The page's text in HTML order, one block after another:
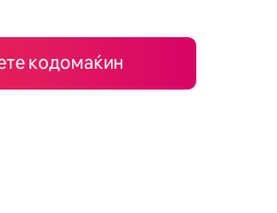
кодомаќин